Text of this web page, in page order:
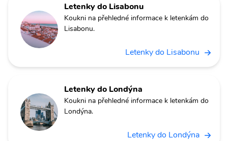
Letenky do Lisabonu
Koukni na přehledné informace k letenkám do
Lisabonu.
Letenky do Lisabonu
Letenky do Londýna
Koukni na přehledné informace k letenkám do
Londýna.
Letenky do Londýna